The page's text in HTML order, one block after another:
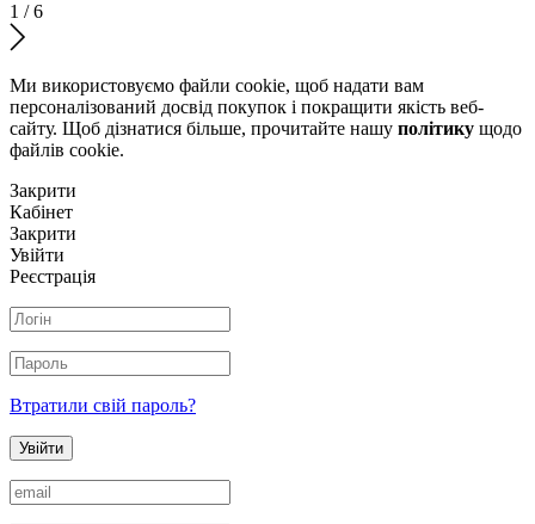
1 /6
Ми використовуємо файли cookie, щоб надати вам
персоналізований досвід покупок і покращити якість веб-
сайту. Щоб дізнатися більше, прочитайте нашу політику щодо
файлів сookie.
Закрити
Кабінет
Закрити
Увійти
Реєстрація
Втратили свій пароль?
Увійти